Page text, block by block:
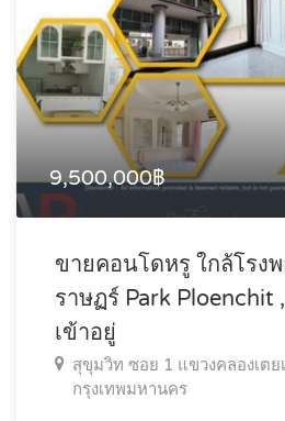
9,500,000฿
ขายคอนโดหรู ใกล้โรง
ราษฏร์ Park Ploenchit
เข้าอยู่
สุขุมวิท ซอย 1 แขวงคลองเต
กรุงเทพมหานคร